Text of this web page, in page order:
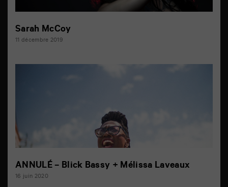
Sarah McCoy
11 décembre 2019
ANNULÉ – Blick Bassy + Mélissa Laveaux
16 juin 2020